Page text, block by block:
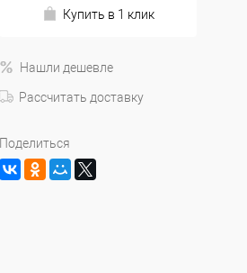
Купить в 1 клик
Нашли дешевле
Рассчитать доставку
Поделиться